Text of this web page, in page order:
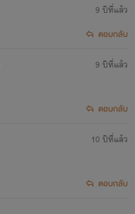
9 ปีที่แล้ว
ตอบกลับ
9 ปีที่แล้ว
ตอบกลับ
10 ปีที่แล้ว
ตอบกลับ